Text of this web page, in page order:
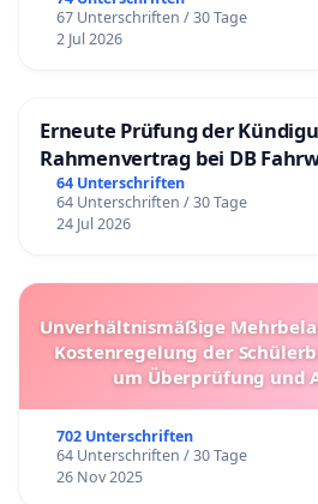
67 Unterschriften / 30 Tage
2 Jul 2026
Erneute Prüfung der
Rahmenvertrag bei DB
64 Unterschriften
64 Unterschriften / 30 Tage
24 Jul 2026
Unverhältnismäßige
Kostenregelung der
um Überprüfung und
702 Unterschriften
64 Unterschriften / 30 Tage
26 Nov 2025